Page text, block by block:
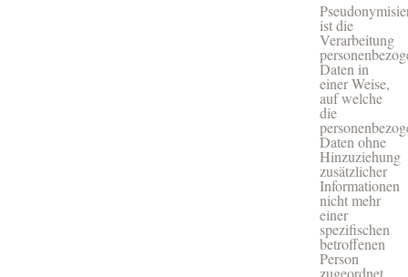
ist die
Verarbeitung
Daten in
einer Weise,
auf welche
die
Daten ohne
Hinzuziehung
zusätzlicher
Informationen
nicht mehr
einer
spezifischen
betroffenen
Person
zugeordnet